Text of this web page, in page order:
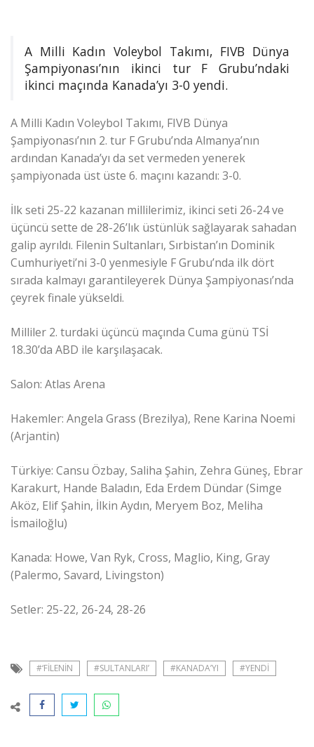
A Milli Kadın Voleybol Takımı, FIVB Dünya
Şampiyonası’nın ikinci tur F Grubu’ndaki
ikinci maçında Kanada’yı 3-0 yendi.
A Milli Kadın Voleybol Takımı, FIVB Dünya
Şampiyonası’nın 2. tur F Grubu’nda Almanya’nın
ardından Kanada’yı da set vermeden yenerek
şampiyonada üst üste 6. maçını kazandı: 3-0.
İlk seti 25-22 kazanan millilerimiz, ikinci seti 26-24 ve
üçüncü sette de 28-26’lık üstünlük sağlayarak sahadan
galip ayrıldı. Filenin Sultanları, Sırbistan’ın Dominik
Cumhuriyeti’ni 3-0 yenmesiyle F Grubu’nda ilk dört
sırada kalmayı garantileyerek Dünya Şampiyonası’nda
çeyrek finale yükseldi.
Milliler 2. turdaki üçüncü maçında Cuma günü TSİ
18.30’da ABD ile karşılaşacak.
Salon: Atlas Arena
Hakemler: Angela Grass (Brezilya), Rene Karina Noemi
(Arjantin)
Türkiye: Cansu Özbay, Saliha Şahin, Zehra Güneş, Ebrar
Karakurt, Hande Baladın, Eda Erdem Dündar (Simge
Aköz, Elif Şahin, İlkin Aydın, Meryem Boz, Meliha
İsmailoğlu)
Kanada: Howe, Van Ryk, Cross, Maglio, King, Gray
(Palermo, Savard, Livingston)
Setler: 25-22, 26-24, 28-26
#‘FILENIN #SULTANLARI’ #KANADA’YI #YENDI